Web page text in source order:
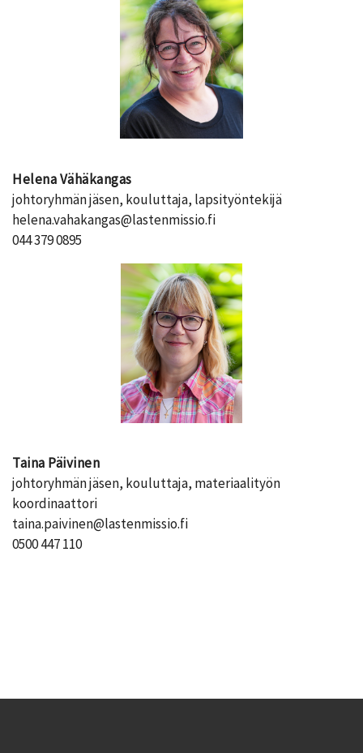
Helena Vähäkangas
johtoryhmän jäsen, kouluttaja, lapsityöntekijä
helena.vahakangas@lastenmissio.fi
044 379 0895
Taina Päivinen
johtoryhmän jäsen, kouluttaja, materiaalityön
koordinaattori
taina.paivinen@lastenmissio.fi
0500 447 110